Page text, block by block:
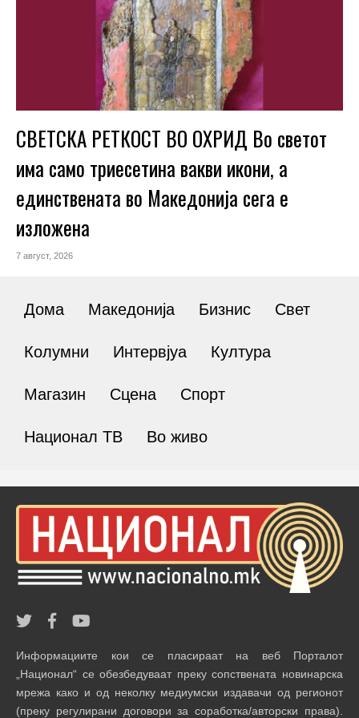
СВЕТСКА РЕТКОСТ ВО ОХРИД Во светот
има само триесетина вакви икони, а
единствената во Македонија сега е
изложена
7 август, 2026
Дома Македонија Бизнис Свет
Колумни Интервјуа Култура
Магазин Сцена Спорт
Национал ТВ Во живо
Информациите кои се пласираат на веб Порталот
„Национал“ се обезбедуваат преку сопствената новинарска
мрежа како и од неколку медиумски издавачи од регионот
(преку регулирани договори за соработка/авторски права).